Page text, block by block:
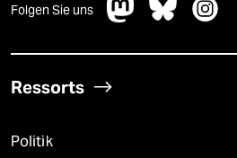
Folgen Sie uns
Ressorts
Politik